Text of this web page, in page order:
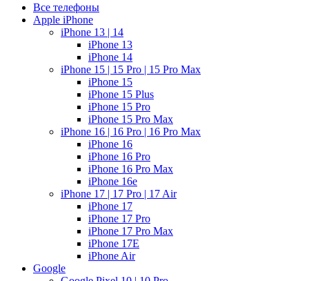
Все телефоны
Apple iPhone
iPhone 13 | 14
iPhone 13
iPhone 14
iPhone 15 | 15 Pro | 15 Pro Max
iPhone 15
iPhone 15 Plus
iPhone 15 Pro
iPhone 15 Pro Max
iPhone 16 | 16 Pro | 16 Pro Max
iPhone 16
iPhone 16 Pro
iPhone 16 Pro Max
iPhone 16e
iPhone 17 | 17 Pro | 17 Air
iPhone 17
iPhone 17 Pro
iPhone 17 Pro Max
iPhone 17E
iPhone Air
Google